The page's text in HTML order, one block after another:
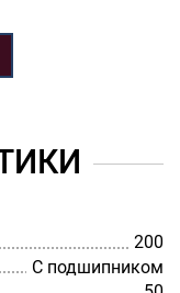
200
С подшипником